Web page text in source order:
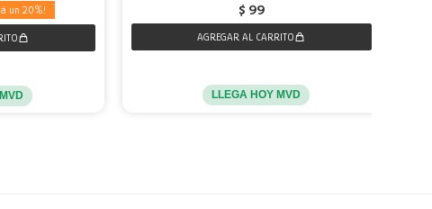
20
$ 99
LLEGA HOY MVD